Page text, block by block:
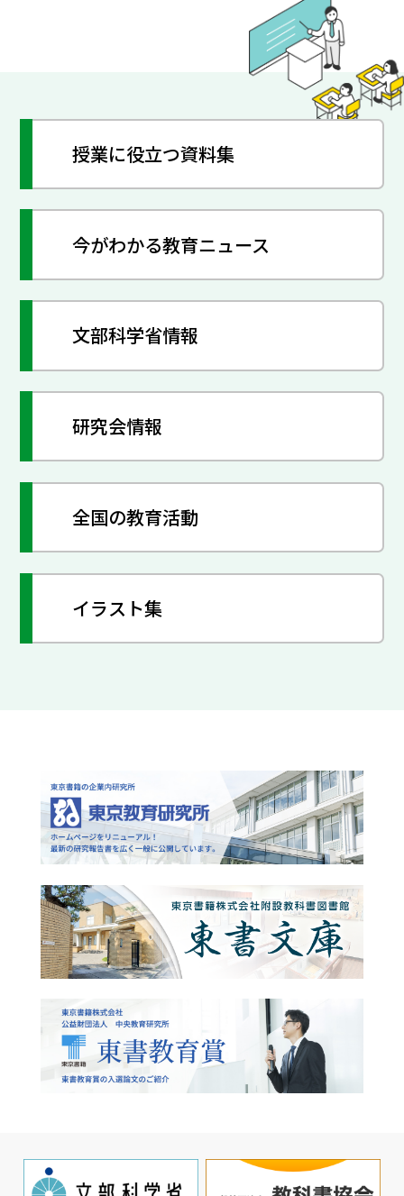
授業に役立つ資料集
今がわかる教育ニュース
文部科学省情報
研究会情報
全国の教育活動
イラスト集